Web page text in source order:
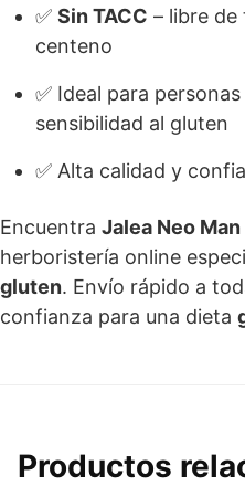
✅ Sin TACC – libre de
centeno
✅ Ideal para
sensibilidad al gluten
✅ Alta calidad y
Encuentra Jalea Neo Man
herboristería online
gluten. Envío rápido a
confianza para una dieta
Productos